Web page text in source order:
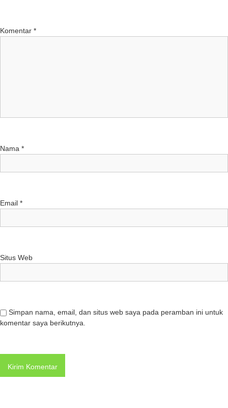
Komentar *
Nama *
Email *
Situs Web
Simpan nama, email, dan situs web saya pada peramban ini untuk
komentar saya berikutnya.